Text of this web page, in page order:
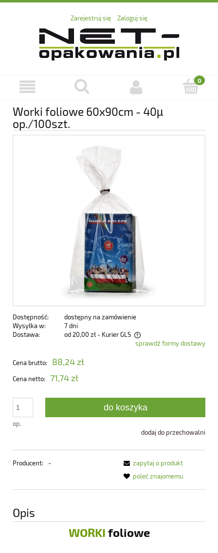
Zarejestruj się Zaloguj się
Worki foliowe 60x90cm - 40µ
op./100szt.
Dostępność:
dostępny na zamówienie
Wysyłka w:
7 dni
Dostawa:
od 20,00 zł - Kurier GLS
Cena nie zawiera ewentualnych kosztów płatnościsprawdź formy dostawy
Cena brutto: 88,24 zł
Cena netto: 71,74 zł
op.
do koszyka
dodaj do przechowalni
Producent: -
zapytaj o produkt
poleć znajomemu
Opis
WORKI foliowe